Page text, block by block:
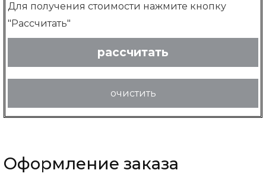
Для получения стоимости нажмите кнопку
"Рассчитать"
рассчитать
очистить
Оформление заказа